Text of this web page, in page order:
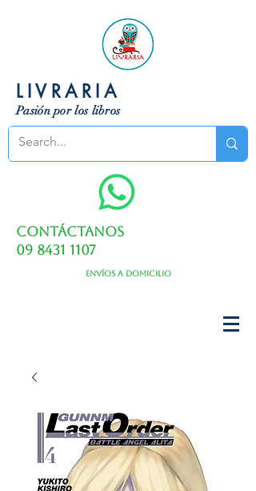
LIVRARIA
Pasión por los libros
Contáctanos
09 8431 1107
Envíos a domicilio